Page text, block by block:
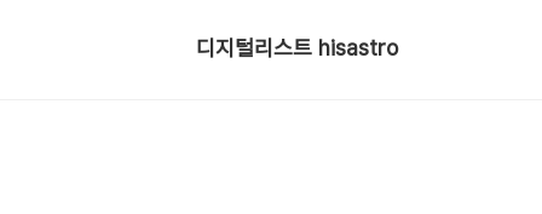
디지털리스트 hisastro